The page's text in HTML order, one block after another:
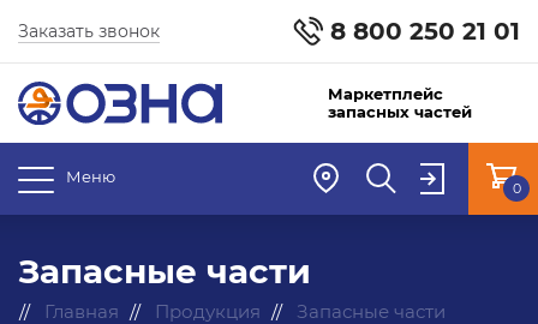
8 800 250 21 01
Заказать звонок
Маркетплейс
запасных частей
Меню
0
Запасные части
Главная Продукция
Запасные части